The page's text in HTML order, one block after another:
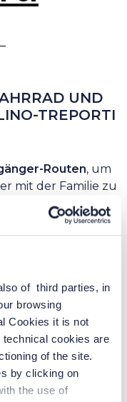
of third parties, in
browsing
Cookies it is not
cookies are
of the site.
by clicking on
the use of
TREPORTI
mit der Familie zu
Kunden auf
mit den
Radwege an.
5. Juli,
von Venedig
und
bietet.